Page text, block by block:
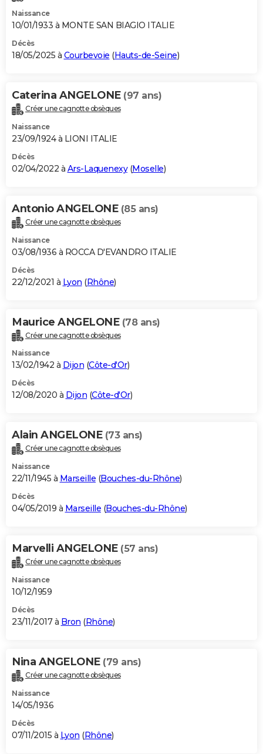
Dictionnaire
Biographies
Citations
Expressions
Proverbes
PROGRAMME TV
S'inscrire
Se connecter
Lycées
Collèges
Primaires
Universités
Entreprises
Service militaire
Avis de recherche
AVIS DE DÉCÈS
Bricolage
Lifestyle
Culture
Sport
Auto
Television
Voyage
Cinema
Naissance
10/01/1933 à MONTE SAN BIAGIO ITALIE
Décès
18/05/2025 à Courbevoie (Hauts-de-Seine)
Caterina ANGELONE (97 ans)
Créer une cagnotte obsèques
Naissance
23/09/1924 à LIONI ITALIE
Décès
02/04/2022 à Ars-Laquenexy(Moselle)
Antonio ANGELONE (85 ans)
Créer une cagnotte obsèques
Naissance
03/08/1936 à ROCCA D'EVANDRO ITALIE
Décès
22/12/2021 à Lyon (Rhône)
Maurice ANGELONE (78 ans)
Créer une cagnotte obsèques
Naissance
13/02/1942 à Dijon (Côte-d'Or)
Décès
12/08/2020 à Dijon (Côte-d'Or)
Alain ANGELONE (73 ans)
Créer une cagnotte obsèques
Naissance
22/11/1945 à Marseille (Bouches-du-Rhône)
Décès
04/05/2019 à Marseille (Bouches-du-Rhône)
Marvelli ANGELONE (57 ans)
Créer une cagnotte obsèques
Naissance
10/12/1959
Décès
23/11/2017 à Bron (Rhône)
Nina ANGELONE (79 ans)
Créer une cagnotte obsèques
Naissance
14/05/1936
Décès
07/11/2015 à Lyon (Rhône)